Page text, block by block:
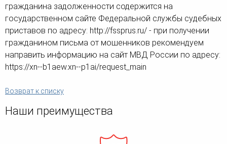
Страхование
досудебном порядке
гражданина задолженности содержится на
государственном сайте Федеральной службы судебных
приставов по адресу: http://fssprus.ru/ - при получении
гражданином письма от мошенников рекомендуем
направить информацию на сайт МВД России по адресу:
https://xn--b1aew.xn--p1ai/request_main
Возврат к списку
Наши преимущества